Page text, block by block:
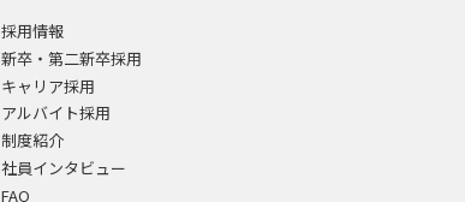
採用情報
新卒・第二新卒採用
キャリア採用
アルバイト採用
制度紹介
社員インタビュー
FAQ